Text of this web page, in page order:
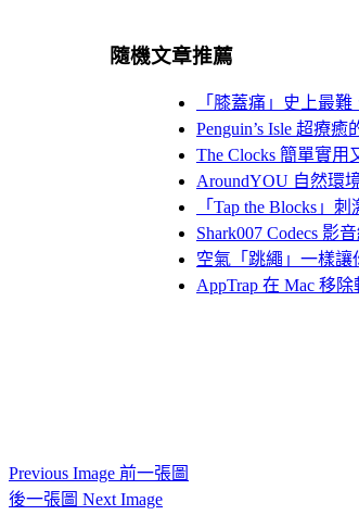
隨機文章推薦
「膝蓋痛」史上最
Penguin’s Isle 超療
The Clocks 簡單實
AroundYOU 自然環
「Tap the Blocks」
Shark007 Codecs 影
空氣「跳繩」一樣讓
AppTrap 在 Mac 移
Previous Image 前一張圖
後一張圖 Next Image